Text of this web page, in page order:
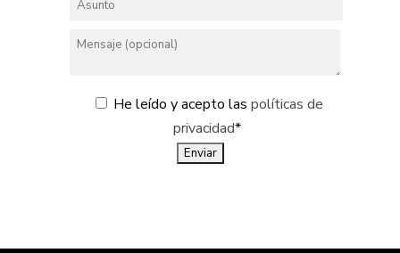
He leído y acepto las políticas de
privacidad*